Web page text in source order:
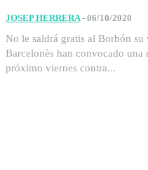
JOSEP HERRERA - 06/10/2020
No le saldrá gratis al Borbón
Barcelonès han convocado
próximo viernes contra...